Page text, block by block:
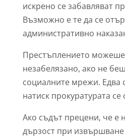
искрено се забавляват
Възможно е те да се
административно
Престъплението
незабелязано, ако не
социалните мрежи. Едва
натиск прокуратурата се
Ако съдът прецени, че е
дързост при